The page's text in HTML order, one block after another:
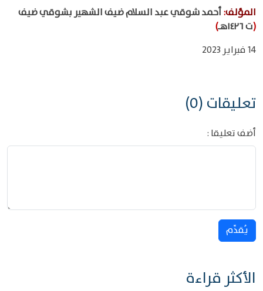
المؤلف:أحمد شوقي عبد السلام ضيف الشهير بشوقي ضيف
(ت ١٤٢٦هـ
)
14 فبراير 2023
تعليقات (0)
أضف تعليقا :
يُقدِّم
الأكثر قراءة